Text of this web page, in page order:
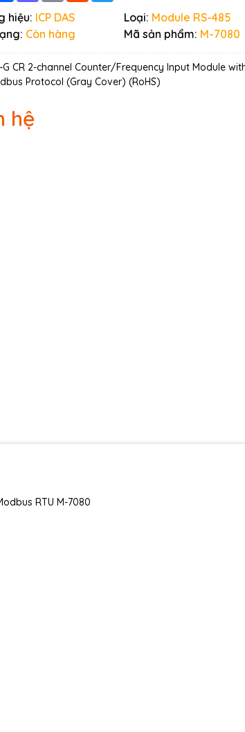
hiệu: ICP DAS Loại: Module RS-485
Còn hàng Mã sản phẩm: M-7080
CR 2-channel Counter/Frequency Input Module
Protocol (Gray Cover) (RoHS)
hệ
RTU M-7080